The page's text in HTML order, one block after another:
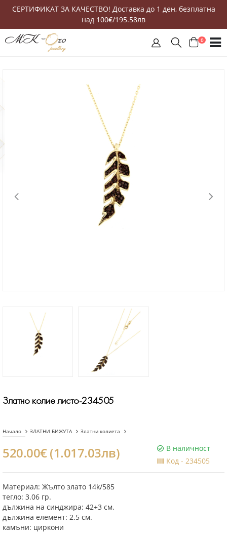
СЕРТИФИКАТ ЗА КАЧЕСТВО! Доставка до 1 ден, безплатна
над 100€/195.58лв
0
Златно колие листо-234505
Начало ЗЛАТНИ БИЖУТА Златни колиета
520.00€ (1.017.03лв)
В наличност
Код -234505
Материал: Жълто злато 14k/585
тегло: 3.06 гр.
дължина на синджира: 42+3 см.
дължина елемент: 2.5 см.
камъни: циркони